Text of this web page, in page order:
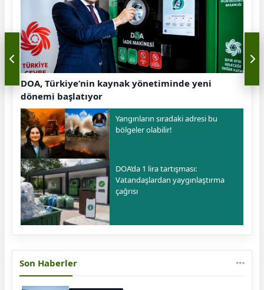
DOA, Türkiye’nin kaynak yönetiminde yeni
dönemi başlatıyor
Yangınların sıradaki adresi bu
bölgeler olabilir!
DOA’da 1 lira tartışması:
Vatandaşlardan yaygınlaştırma
çağrısı
Son Haberler